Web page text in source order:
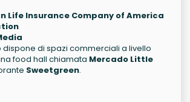
Life Insurance Company of America
dispone di spazi commerciali a livello
food hall chiamata Mercado Little
Sweetgreen.